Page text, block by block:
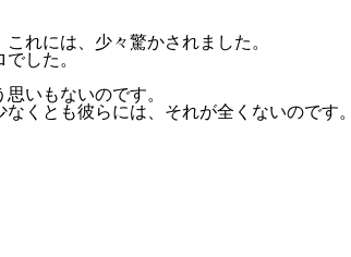
れには、少々驚かされました。
した。
いもないのです。
くとも彼らには、それが全くないのです。